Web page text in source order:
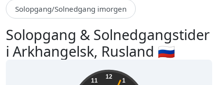
Solopgang/Solnedgang imorgen
Solopgang & Solnedgangstider
i Arkhangelsk, Rusland 🇷🇺
12
1
11